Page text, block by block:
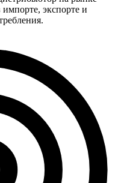
экспорте и